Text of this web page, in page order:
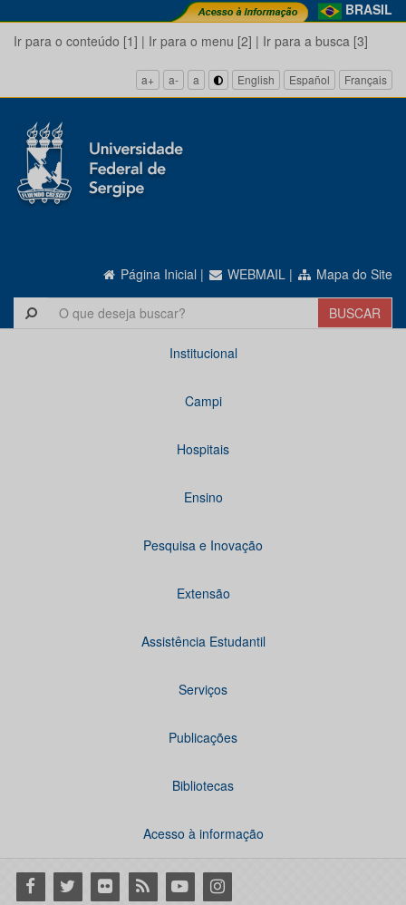
BRASIL
Ir para o conteúdo [1] | Ir para o menu [2] | Ir para a busca [3]
a+ a- a English Español Français
Página Inicial | WEBMAIL | Mapa do Site
Institucional
Campi
Hospitais
Ensino
Pesquisa e Inovação
Extensão
Assistência Estudantil
Serviços
Publicações
Bibliotecas
Acesso à informação
Facebook
Twitter Flickr RSS YoutubeInstagram